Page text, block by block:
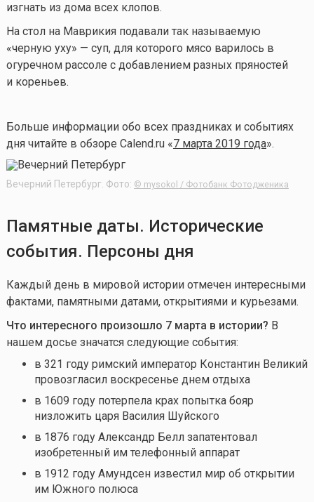
изгнать из дома всех клопов.
На стол на Маврикия подавали так называемую
«черную уху» — суп, для которого мясо варилось в
огуречном рассоле с добавлением разных пряностей
и кореньев.
Больше информации обо всех праздниках и событиях
дня читайте в обзоре Calend.ru «7 марта 2019 года».
Вечерний Петербург. Фото: © mysokol / Фотобанк Фотодженика
Памятные даты. Исторические
события. Персоны дня
Каждый день в мировой истории отмечен интересными
фактами, памятными датами, открытиями и курьезами.
Что интересного произошло 7 марта в истории? В
нашем досье значатся следующие события:
в 321 году римский император Константин Великий
провозгласил воскресенье днем отдыха
в 1609 году потерпела крах попытка бояр
низложить царя Василия Шуйского
в 1876 году Александр Белл запатентовал
изобретенный им телефонный аппарат
в 1912 году Амундсен известил мир об открытии
им Южного полюса